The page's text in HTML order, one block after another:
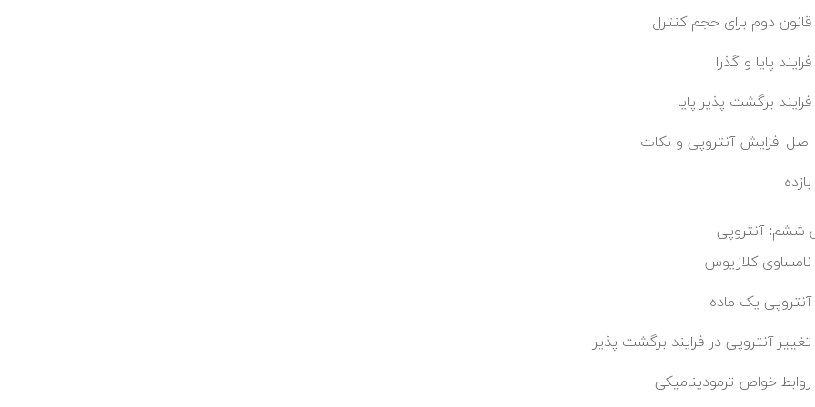
قانون دوم برای حجم کنترل
فرایند پایا و گذرا
فرایند برگشت پذیر پایا
اصل افزایش آنتروپی و نکات
بازده
ششم: آنتروپی
نامساوی کلازیوس
آنتروپی یک ماده
تغییر آنتروپی در فرایند برگشت پذیر
روابط خواص ترمودینامیکی